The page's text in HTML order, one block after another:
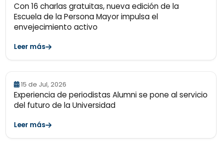
Con 16 charlas gratuitas, nueva edición de la
Escuela de la Persona Mayor impulsa el
envejecimiento activo
Leer más
15 de Jul, 2026
Experiencia de periodistas Alumni se pone al servicio
del futuro de la Universidad
Leer más